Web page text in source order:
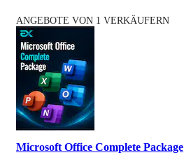
ANGEBOTE VON 1 VERKÄUFERN
Microsoft Office Complete Package